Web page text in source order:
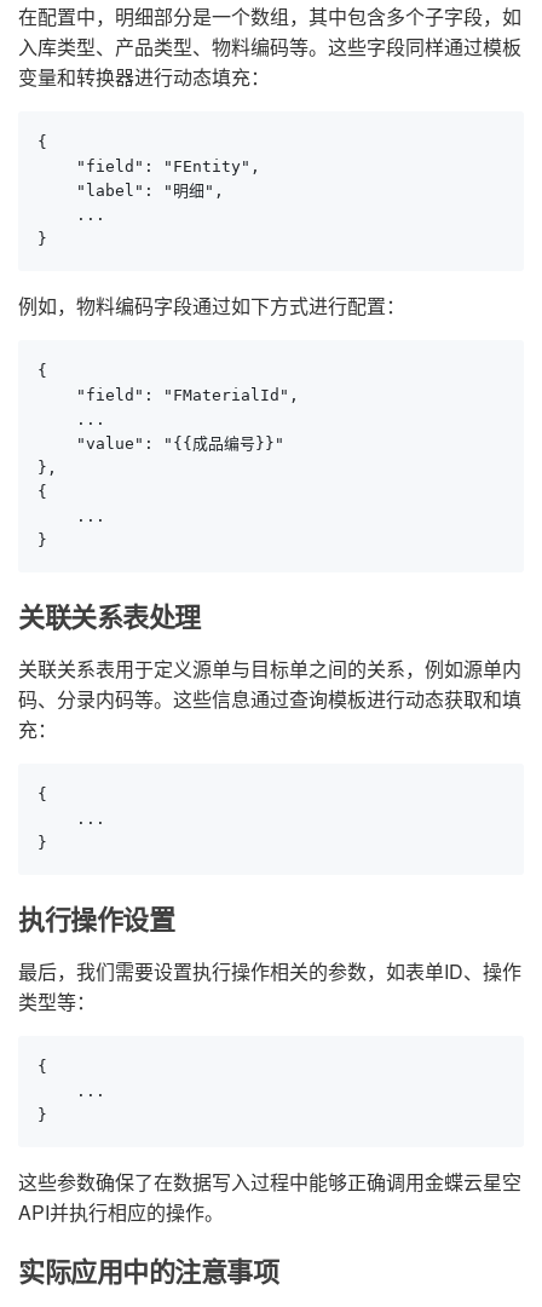
在配置中，明细部分是一个数组，其中包含多个子字段，如
入库类型、产品类型、物料编码等。这些字段同样通过模板
变量和转换器进行动态填充：
{
    "field": "FEntity",
    "label": "明细",
    ...
}
例如，物料编码字段通过如下方式进行配置：
{
    "field": "FMaterialId",
    ...
    "value": "{{成品编号}}"
},
{
    ...
}
关联关系表处理
关联关系表用于定义源单与目标单之间的关系，例如源单内
码、分录内码等。这些信息通过查询模板进行动态获取和填
充：
{
    ...
}
执行操作设置
最后，我们需要设置执行操作相关的参数，如表单ID、操作
类型等：
{
    ...
}
这些参数确保了在数据写入过程中能够正确调用金蝶云星空
API并执行相应的操作。
实际应用中的注意事项